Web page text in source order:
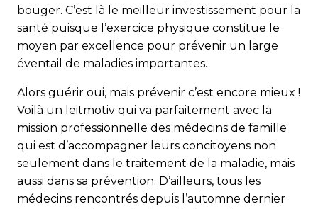
bouger. C’est là le meilleur investissement pour la
santé puisque l’exercice physique constitue le
moyen par excellence pour prévenir un large
éventail de maladies importantes.
Alors guérir oui, mais prévenir c’est encore mieux !
Voilà un leitmotiv qui va parfaitement avec la
mission professionnelle des médecins de famille
qui est d’accompagner leurs concitoyens non
seulement dans le traitement de la maladie, mais
aussi dans sa prévention. D’ailleurs, tous les
médecins rencontrés depuis l’automne dernier